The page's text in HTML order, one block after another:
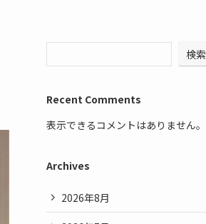
検索
Recent Comments
表示できるコメントはありません。
Archives
2026年8月